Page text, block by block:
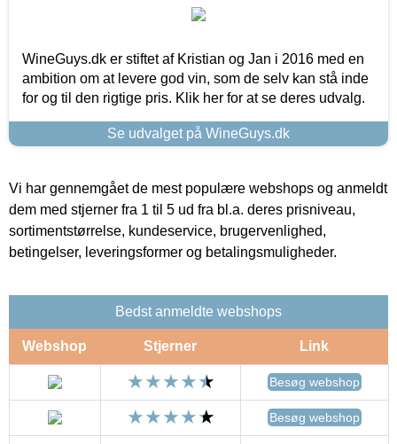
WineGuys.dk er stiftet af Kristian og Jan i 2016 med en
ambition om at levere god vin, som de selv kan stå inde
for og til den rigtige pris. Klik her for at se deres udvalg.
Se udvalget på WineGuys.dk
Vi har gennemgået de mest populære webshops og anmeldt
dem med stjerner fra 1 til 5 ud fra bl.a. deres prisniveau,
sortimentstørrelse, kundeservice, brugervenlighed,
betingelser, leveringsformer og betalingsmuligheder.
Bedst anmeldte webshops
Webshop Stjerner Link
Besøg webshop
Besøg webshop